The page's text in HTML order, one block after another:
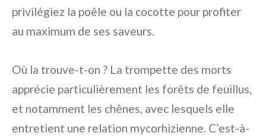
privilégiez la poêle ou la cocotte pour profiter
au maximum de ses saveurs.
Où la trouve-t-on ? La trompette des morts
apprécie particulièrement les forêts de feuillus,
et notamment les chênes, avec lesquels elle
entretient une relation mycorhizienne. C’est-à-